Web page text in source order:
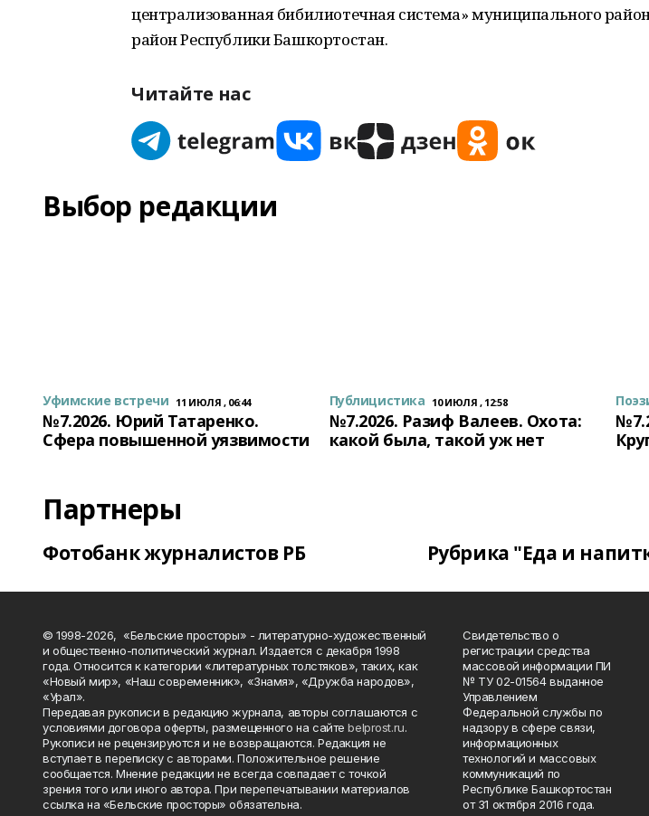
централизованная бибилиотечная система» муниципального
район Республики Башкортостан.
Читайте нас
Выбор редакции
Уфимские встречи 11 ИЮЛЯ , 06:44
№7.2026. Юрий Татаренко.
Сфера повышенной уязвимости
Публицистика 10 ИЮЛЯ , 12:58
№7.2026. Разиф Валеев. Охота:
какой была, такой уж нет
Партнеры
Фотобанк журналистов РБ Рубрика "Еда и
© 1998-2026, «Бельские просторы» - литературно-художественный
и общественно-политический журнал. Издается с декабря 1998
года. Относится к категории «литературных толстяков», таких, как
«Новый мир», «Наш современник», «Знамя», «Дружба народов»,
«Урал».
Передавая рукописи в редакцию журнала, авторы соглашаются с
условиями договора оферты, размещенного на сайтеbelprost.ru.
Рукописи не рецензируются и не возвращаются. Редакция не
вступает в переписку с авторами. Положительное решение
сообщается. Мнение редакции не всегда совпадает с точкой
зрения того или иного автора. При перепечатывании материалов
ссылка на «Бельские просторы» обязательна.
Свидетельство о
регистрации средства
массовой информации ПИ
№ ТУ 02-01564 выданное
Управлением
Федеральной службы по
надзору в сфере связи,
информационных
технологий и массовых
коммуникаций по
Республике Башкортостан
от 31 октября 2016 года.